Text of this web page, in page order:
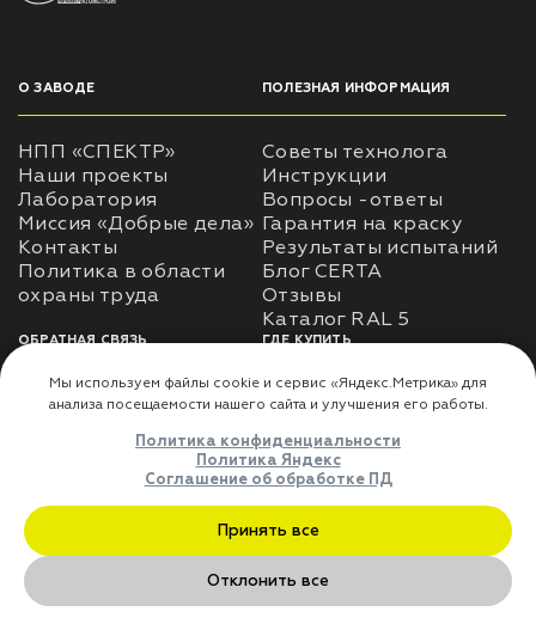
О ЗАВОДЕ
НПП «СПЕКТР»
Наши проекты
Лаборатория
Миссия «Добрые дела»
Контакты
Политика в области
ПОЛЕЗНАЯ ИНФОРМАЦИЯ
Советы технолога
Инструкции
Вопросы -ответы
Гарантия на краску
Результаты испытаний
Блог CERTA
Отзывы
Каталог RAL 5
ОБРАТНАЯ СВЯЗЬ
Использование
использования личных
Оферта
ГДЕ КУПИТЬ
Доставка
Где купить
ДЛЯ ПАРТНЁРОВ
Преимущества